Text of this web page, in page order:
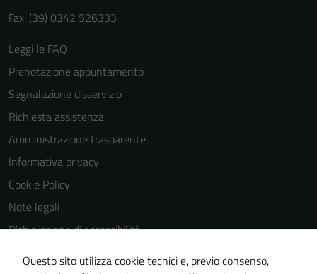
Fax: (39) 0342 526333
Leggi le FAQ
Prenotazione appuntamento
Segnalazione disservizio
Richiesta assistenza
Amministrazione trasparente
Informativa privacy
Cookie Policy
Note legali
Dichiarazione di accessibilità
Dichiarazione di accessibilità Servizi
Questo sito utilizza cookie tecnici e, previo consenso,